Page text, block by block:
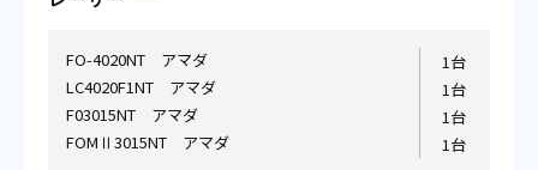
FO-4020NT アマダ
1台
LC4020F1NT アマダ
1台
F03015NT アマダ
1台
FOMⅡ3015NT アマダ
1台